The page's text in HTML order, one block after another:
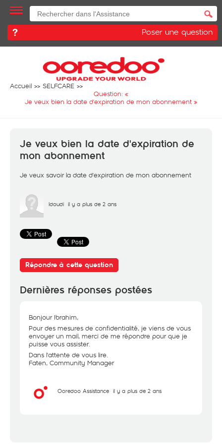
Poser une question
Accueil
SELFCARE
Question: «
Je veux bien la date d'expiration de mon abonnement »
Je veux bien la date d'expiration de
mon abonnement
Je veux savoir la date d'expiration de mon abonnement
Idoudi il y a plus de 2 ans
Répondre à cette question
Dernières réponses postées
Bonjour Ibrahim,
Pour des mesures de confidentialité, je viens de vous
envoyer un mail, merci de me répondre pour que je
puisse vous assister.
Dans l'attente de vous lire.
Faten, Community Manager
Ooredoo Assistance il y a plus de 2 ans